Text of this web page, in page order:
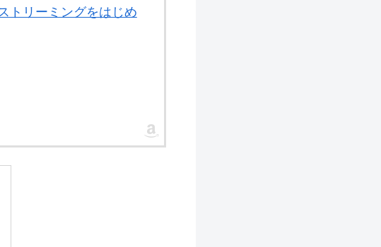
トリーミングをはじめ